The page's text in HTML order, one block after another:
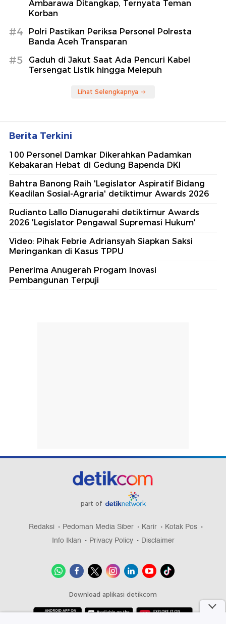
Ambarawa Ditangkap, Ternyata Teman
Korban
#4
Polri Pastikan Periksa Personel Polresta
Banda Aceh Transparan
#5
Gaduh di Jakut Saat Ada Pencuri Kabel
Tersengat Listik hingga Melepuh
Lihat Selengkapnya
Berita Terkini
100 Personel Damkar Dikerahkan Padamkan
Kebakaran Hebat di Gedung Bapenda DKI
Bahtra Banong Raih 'Legislator Aspiratif Bidang
Keadilan Sosial-Agraria' detiktimur Awards 2026
Rudianto Lallo Dianugerahi detiktimur Awards
2026 'Legislator Pengawal Supremasi Hukum'
Video: Pihak Febrie Adriansyah Siapkan Saksi
Meringankan di Kasus TPPU
Penerima Anugerah Progam Inovasi
Pembangunan Terpuji
part of
Redaksi Pedoman Media Siber Karir
Kotak Pos
Info Iklan
Privacy Policy Disclaimer
Download aplikasi detikcom